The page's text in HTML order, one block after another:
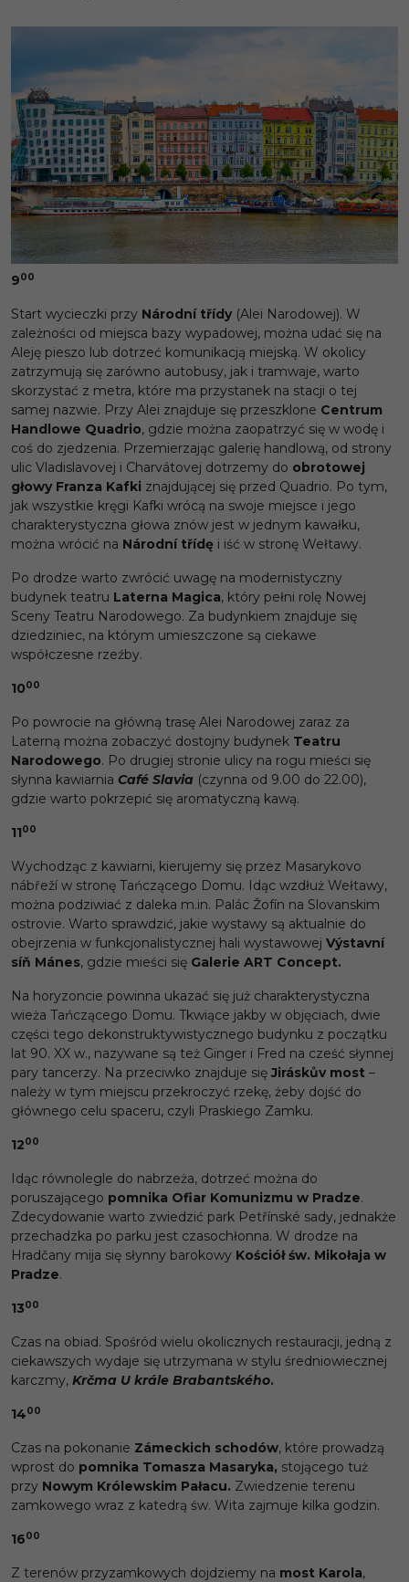
900
Start wycieczki przy Národní třídy(Alei Narodowej). W
zależności od miejsca bazy wypadowej, można udać się na
Aleję pieszo lub dotrzeć komunikacją miejską. W okolicy
zatrzymują się zarówno autobusy, jak i tramwaje, warto
skorzystać z metra, które ma przystanek na stacji o tej
samej nazwie. Przy Alei znajduje się przeszklone Centrum
Handlowe Quadrio, gdzie można zaopatrzyć się w wodę i
coś do zjedzenia. Przemierzając galerię handlową, od strony
ulic Vladislavovej i Charvátovej dotrzemy do obrotowej
głowy Franza Kafki znajdującej się przed Quadrio. Po tym,
jak wszystkie kręgi Kafki wrócą na swoje miejsce i jego
charakterystyczna głowa znów jest w jednym kawałku,
można wrócić na Národní třídę i iść w stronę Wełtawy.
Po drodze warto zwrócić uwagę na modernistyczny
budynek teatru Laterna Magica, który pełni rolę Nowej
Sceny Teatru Narodowego. Za budynkiem znajduje się
dziedziniec, na którym umieszczone są ciekawe
współczesne rzeźby.
1000
Po powrocie na główną trasę Alei Narodowej zaraz za
Laterną można zobaczyć dostojny budynek Teatru
Narodowego. Po drugiej stronie ulicy na rogu mieści się
słynna kawiarnia Café Slavia (czynna od 9.00 do 22.00),
gdzie warto pokrzepić się aromatyczną kawą.
1100
Wychodząc z kawiarni, kierujemy się przez Masarykovo
nábřeží w stronę Tańczącego Domu. Idąc wzdłuż Wełtawy,
można podziwiać z daleka m.in. Palác Žofín na Slovanskim
ostrovie. Warto sprawdzić, jakie wystawy są aktualnie do
obejrzenia w funkcjonalistycznej hali wystawowej Výstavní
síň Mánes, gdzie mieści się Galerie ART Concept.
Na horyzoncie powinna ukazać się już charakterystyczna
wieża Tańczącego Domu. Tkwiące jakby w objęciach, dwie
części tego dekonstruktywistycznego budynku z początku
lat 90. XX w., nazywane są też Ginger i Fred na cześć słynnej
pary tancerzy. Na przeciwko znajduje sięJiráskův most –
należy w tym miejscu przekroczyć rzekę, żeby dojść do
głównego celu spaceru, czyli Praskiego Zamku.
1200
Idąc równolegle do nabrzeża, dotrzeć można do
poruszającego pomnika Ofiar Komunizmu w Pradze.
Zdecydowanie warto zwiedzić park Petřínské sady, jednakże
przechadzka po parku jest czasochłonna. W drodze na
Hradčany mija się słynny barokowy Kościół św. Mikołaja w
Pradze.
1300
Czas na obiad. Spośród wielu okolicznych restauracji, jedną z
ciekawszych wydaje się utrzymana w stylu średniowiecznej
karczmy, Krčma U krále Brabantského.
1400
Czas na pokonanie Zámeckich schodów, które prowadzą
wprost do pomnika Tomasza Masaryka, stojącego tuż
przy Nowym Królewskim Pałacu. Zwiedzenie terenu
zamkowego wraz z katedrą św. Wita zajmuje kilka godzin.
1600
Z terenów przyzamkowych dojdziemy na most Karola,